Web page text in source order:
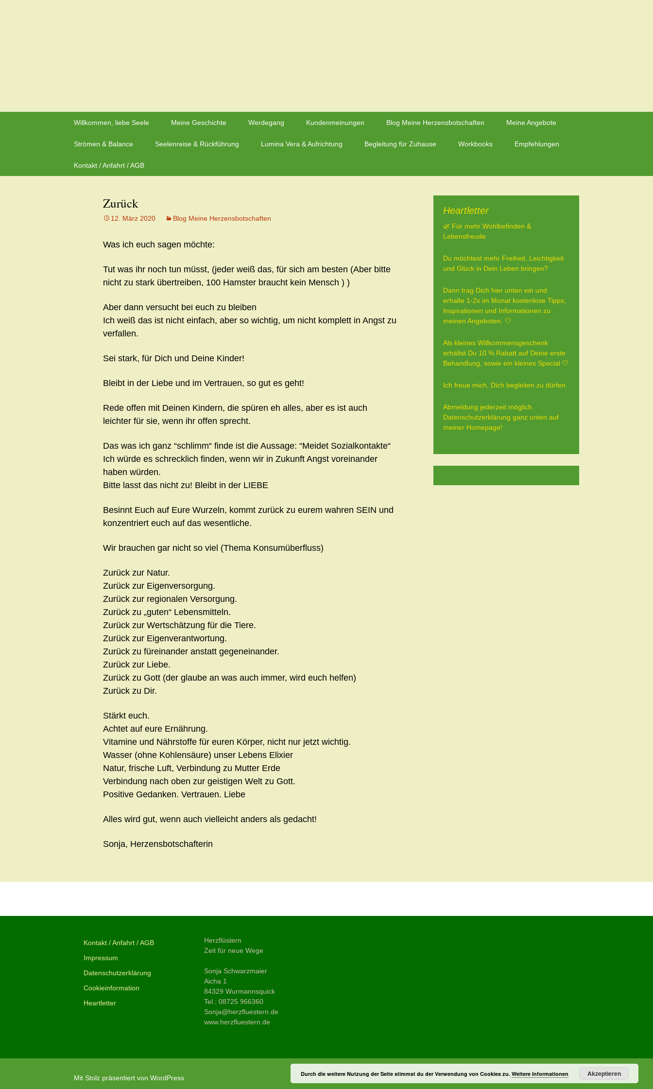
Willkommen, liebe Seele Meine Geschichte Werdegang Kundenmeinungen Blog Meine Herzensbotschaften Meine Angebote
Strömen & Balance Seelenreise & Rückführung Lumina Vera & Aufrichtung Begleitung für Zuhause Workbooks Empfehlungen
Kontakt / Anfahrt / AGB
Zurück
12. März 2020 Blog Meine Herzensbotschaften
Was ich euch sagen möchte:
Tut was ihr noch tun müsst, (jeder weiß das, für sich am besten (Aber bitte
nicht zu stark übertreiben, 100 Hamster braucht kein Mensch ) )
Aber dann versucht bei euch zu bleiben
Ich weiß das ist nicht einfach, aber so wichtig, um nicht komplett in Angst zu
verfallen.
Sei stark, für Dich und Deine Kinder!
Bleibt in der Liebe und im Vertrauen, so gut es geht!
Rede offen mit Deinen Kindern, die spüren eh alles, aber es ist auch
leichter für sie, wenn ihr offen sprecht.
Das was ich ganz “schlimm“ finde ist die Aussage: “Meidet Sozialkontakte“
Ich würde es schrecklich finden, wenn wir in Zukunft Angst voreinander
haben würden.
Bitte lasst das nicht zu! Bleibt in der LIEBE
Besinnt Euch auf Eure Wurzeln, kommt zurück zu eurem wahren SEIN und
konzentriert euch auf das wesentliche.
Wir brauchen gar nicht so viel (Thema Konsumüberfluss)
Zurück zur Natur.
Zurück zur Eigenversorgung.
Zurück zur regionalen Versorgung.
Zurück zu „guten“ Lebensmitteln.
Zurück zur Wertschätzung für die Tiere.
Zurück zur Eigenverantwortung.
Zurück zu füreinander anstatt gegeneinander.
Zurück zur Liebe.
Zurück zu Gott (der glaube an was auch immer, wird euch helfen)
Zurück zu Dir.
Stärkt euch.
Achtet auf eure Ernährung.
Vitamine und Nährstoffe für euren Körper, nicht nur jetzt wichtig.
Wasser (ohne Kohlensäure) unser Lebens Elixier
Natur, frische Luft, Verbindung zu Mutter Erde
Verbindung nach oben zur geistigen Welt zu Gott.
Positive Gedanken. Vertrauen. Liebe
Alles wird gut, wenn auch vielleicht anders als gedacht!
Sonja, Herzensbotschafterin
Heartletter
🌿 Für mehr Wohlbefinden &
Lebensfreude
Du möchtest mehr Freiheit, Leichtigkeit
und Glück in Dein Leben bringen?
Dann trag Dich hier unten ein und
erhalte 1-2x im Monat kostenlose Tipps,
Inspirationen und Informationen zu
meinen Angeboten. 🤍
Als kleines Willkommensgeschenk
erhältst Du 10 % Rabatt auf Deine erste
Behandlung, sowie ein kleines Special 🤍
Ich freue mich, Dich begleiten zu dürfen.
Abmeldung jederzeit möglich.
Datenschutzerklärung ganz unten auf
meiner Homepage!
Kontakt / Anfahrt / AGB
Impressum
Datenschutzerklärung
Cookieinformation
Heartletter
Herzflüstern
Zeit für neue Wege
Sonja Schwarzmaier
Aicha 1
84329 Wurmannsquick
Tel.: 08725 966360
Sonja@herzfluestern.de
www.herzfluestern.de
Mit Stolz präsentiert von WordPress
Durch die weitere Nutzung der Seite stimmst du der Verwendung von Cookies zu. Weitere Informationen Akzeptieren